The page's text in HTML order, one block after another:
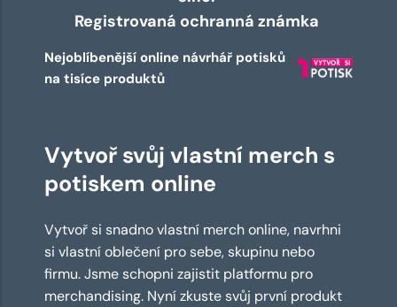
Registrovaná ochranná známka
Nejoblíbenější online návrhář potisků
na tisíce produktů
Vytvoř svůj vlastní merch s
potiskem online
Vytvoř si snadno vlastní merch online, navrhni
si vlastní oblečení pro sebe, skupinu nebo
firmu. Jsme schopni zajistit platformu pro
merchandising. Nyní zkuste svůj první produkt